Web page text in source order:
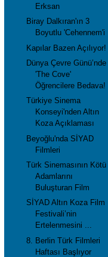
Erksan
Biray Dalkıran'ın 3
Boyutlu 'Cehennem'i
Kapılar Bazen Açılıyor!
Dünya Çevre Günü’nde
'The Cove'
Öğrencilere Bedava!
Türkiye Sinema
Konseyi'nden Altın
Koza Açıklaması
Beyoğlu'nda SİYAD
Filmleri
Türk Sinemasının Kötü
Adamlarını
Buluşturan Film
SİYAD Altın Koza Film
Festivali’nin
Ertelenmesini ...
8. Berlin Türk Filmleri
Haftası Başlıyor